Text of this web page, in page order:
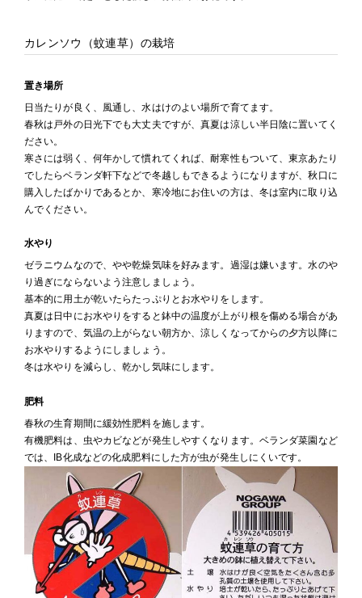
カレンソウ（蚊連草）の栽培
置き場所
日当たりが良く、風通し、水はけのよい場所で育てます。
春秋は戸外の日光下でも大丈夫ですが、真夏は涼しい半日陰に置いてく
ださい。
寒さには弱く、何年かして慣れてくれば、耐寒性もついて、東京あたり
でしたらベランダ軒下などで冬越しもできるようになりますが、秋口に
購入したばかりであるとか、寒冷地にお住いの方は、冬は室内に取り込
んでください。
水やり
ゼラニウムなので、やや乾燥気味を好みます。過湿は嫌います。水のや
り過ぎにならないよう注意しましょう。
基本的に用土が乾いたらたっぷりとお水やりをします。
真夏は日中にお水やりをすると鉢中の温度が上がり根を傷める場合があ
りますので、気温の上がらない朝方か、涼しくなってからの夕方以降に
お水やりするようにしましょう。
冬は水やりを減らし、乾かし気味にします。
肥料
春秋の生育期間に緩効性肥料を施します。
有機肥料は、虫やカビなどが発生しやすくなります。ベランダ菜園など
では、IB化成などの化成肥料にした方が虫が発生しにくいです。